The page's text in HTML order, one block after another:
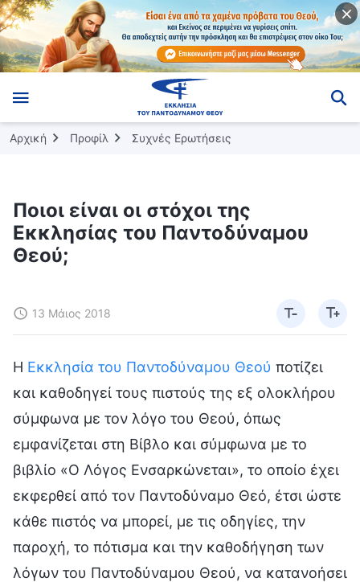
Αρχική Προφίλ Συχνές Ερωτήσεις
Ποιοι είναι οι στόχοι της
Εκκλησίας του Παντοδύναμου
Θεού;
13 Μάιος 2018
Η Εκκλησία του Παντοδύναμου Θεού ποτίζει
και καθοδηγεί τους πιστούς της εξ ολοκλήρου
σύμφωνα με τον λόγο του Θεού, όπως
εμφανίζεται στη Βίβλο και σύμφωνα με το
βιβλίο «Ο Λόγος Ενσαρκώνεται», το οποίο έχει
εκφερθεί από τον Παντοδύναμο Θεό, έτσι ώστε
κάθε πιστός να μπορεί, με τις οδηγίες, την
παροχή, το πότισμα και την καθοδήγηση των
λόγων του Παντοδύναμου Θεού, να κατανοήσει